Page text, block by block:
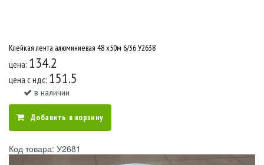
Клейкая лента алюминиевая 48 x50м 6/36 У2638
цена: 134.2
цена c ндс: 151.5
в наличии
Добавить в корзину
Код товара: У2681